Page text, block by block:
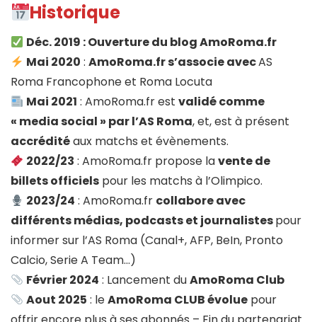
Historique
Déc. 2019 :Ouverture du blog AmoRoma.fr
Mai 2020 :AmoRoma.fr s’associe avecAS
Roma Francophone et Roma Locuta
Mai 2021 : AmoRoma.fr estvalidé comme
« media social » par l’AS Roma, et, est à présent
accréditéaux matchs et évènements.
2022/23 : AmoRoma.fr propose lavente de
billets officiels pour les matchs à l’Olimpico.
2023/24 : AmoRoma.fr collabore avec
différents médias, podcasts et journalistespour
informer sur l’AS Roma (Canal+, AFP, BeIn, Pronto
Calcio, Serie A Team…)
Février 2024 : Lancement duAmoRoma Club
Aout 2025 : leAmoRoma CLUB évolue pour